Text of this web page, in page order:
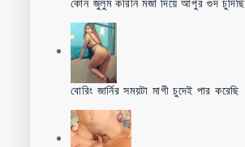
কোন জুলুম করিনি মজা দিয়ে আপুর গুদ চুদিছি
বোরিং জার্নির সময়টা মাগী চুদেই পার করেছি